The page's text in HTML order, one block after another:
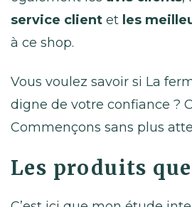
service client et les
à ce shop.
Vous voulez savoir si La
digne de votre confiance ?
Commençons sans plus
Les produits